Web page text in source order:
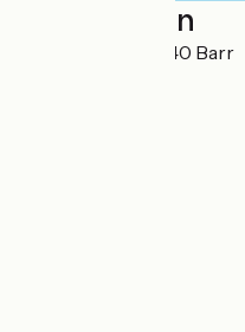
Localisation
18 Grand Rue 67140 Barr